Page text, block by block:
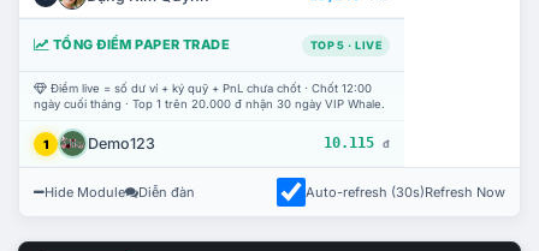
TỔNG ĐIỂM PAPER TRADE TOP 5 · LIVE
Điểm live = số dư ví + ký quỹ + PnL chưa chốt · Chốt 12:00
ngày cuối tháng · Top 1 trên 20.000 đ nhận 30 ngày VIP Whale.
1 Demo123 10.115 đ
Hide Module Diễn đàn Auto-refresh (30s)Refresh Now